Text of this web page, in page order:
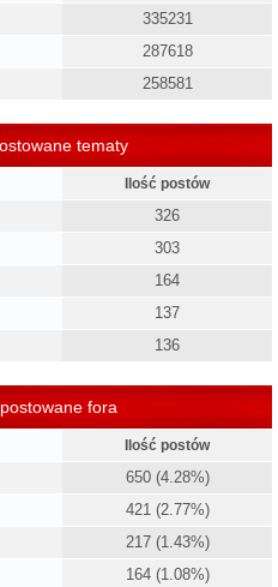
335231
287618
258581
tematy
Ilość postów
326
303
164
137
136
fora
Ilość postów
650 (4.28%)
421 (2.77%)
217 (1.43%)
164 (1.08%)